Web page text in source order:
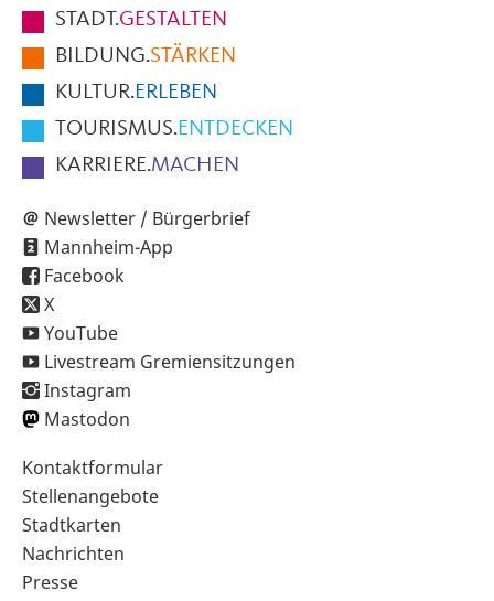
der
Seite
STADT.GESTALTEN
BILDUNG.STÄRKEN
KULTUR.ERLEBEN
TOURISMUS.ENTDECKEN
KARRIERE.MACHEN
Newsletter / Bürgerbrief
Mannheim-App
Facebook
X
YouTube
Livestream Gremiensitzungen
Instagram
Mastodon
Sekundärnavigation
im
Fußbereich
Kontaktformular
Stellenangebote
Stadtkarten
Nachrichten
Presse